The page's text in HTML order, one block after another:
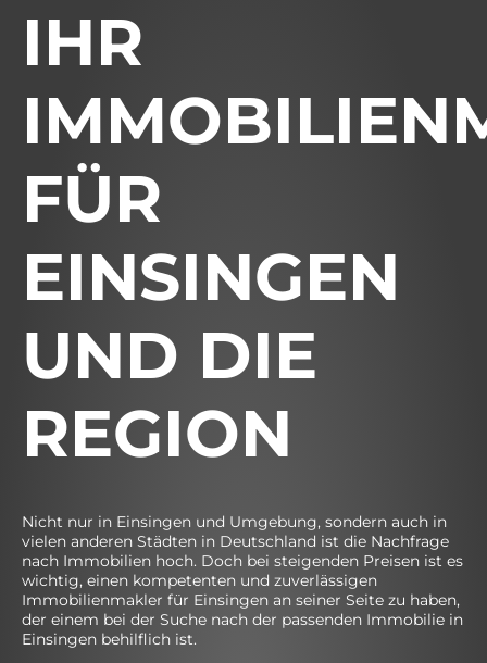
IHR
FÜR
EINSINGEN
UND DIE
REGION
Nicht nur in Einsingen und Umgebung, sondern auch in
vielen anderen Städten in Deutschland ist die Nachfrage
nach Immobilien hoch. Doch bei steigenden Preisen ist es
wichtig, einen kompetenten und zuverlässigen
Immobilienmakler für Einsingen an seiner Seite zu haben,
der einem bei der Suche nach der passenden Immobilie in
Einsingen behilflich ist.